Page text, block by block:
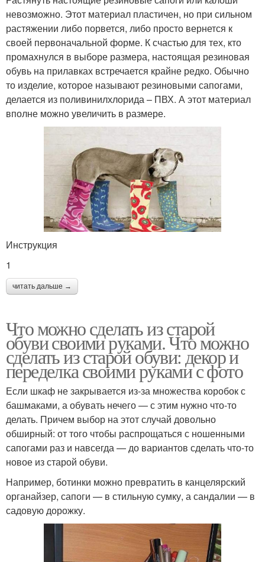
невозможно. Этот материал пластичен, но при сильном
растяжении либо порвется, либо просто вернется к
своей первоначальной форме. К счастью для тех, кто
промахнулся в выборе размера, настоящая резиновая
обувь на прилавках встречается крайне редко. Обычно
то изделие, которое называют резиновыми сапогами,
делается из поливинилхлорида – ПВХ. А этот материал
вполне можно увеличить в размере.
Инструкция
1
читать дальше →
Что можно сделать из старой
обуви своими руками. Что можно
сделать из старой обуви: декор и
переделка своими руками с фото
Если шкаф не закрывается из-за множества коробок с
башмаками, а обувать нечего — с этим нужно что-то
делать. Причем выбор на этот случай довольно
обширный: от того чтобы распрощаться с ношенными
сапогами раз и навсегда — до вариантов сделать что-то
новое из старой обуви.
Например, ботинки можно превратить в канцелярский
органайзер, сапоги — в стильную сумку, а сандалии — в
садовую дорожку.